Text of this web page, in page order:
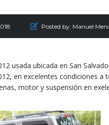
Posted by: Manuel
usada ubicada en San
en excelentes condiciones
motor y suspensión en